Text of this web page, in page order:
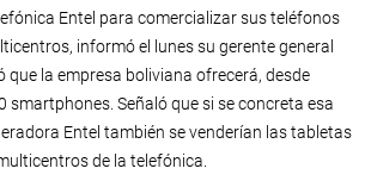
Entel para comercializar sus teléfonos
informó el lunes su gerente general
que la empresa boliviana ofrecerá, desde
smartphones. Señaló que si se concreta esa
Entel también se venderían las tabletas
de la telefónica.